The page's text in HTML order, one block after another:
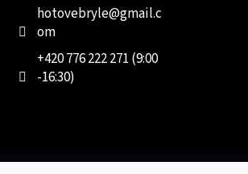
hotovebryle@gmail.c
om
+420 776 222 271 (9:00
-16:30)